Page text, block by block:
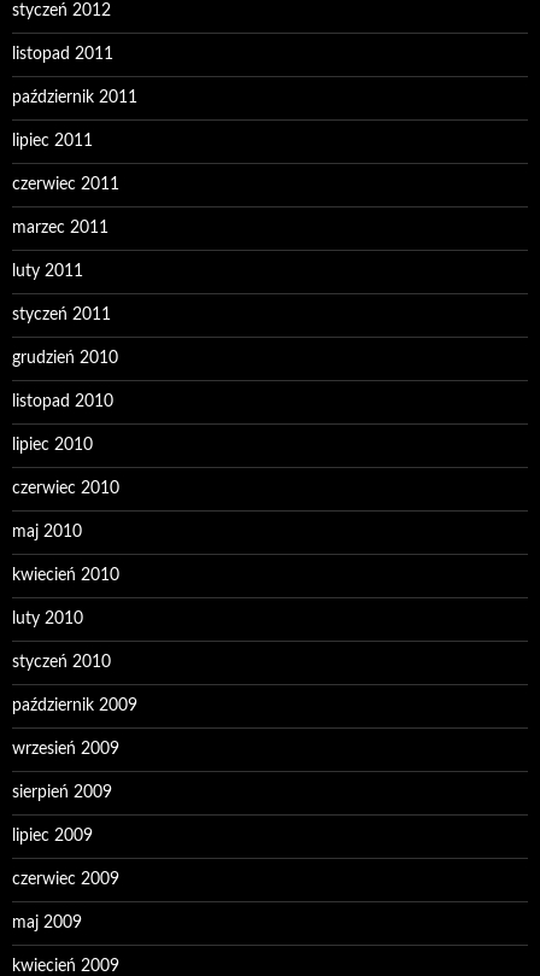
styczeń 2012
listopad 2011
październik 2011
lipiec 2011
czerwiec 2011
marzec 2011
luty 2011
styczeń 2011
grudzień 2010
listopad 2010
lipiec 2010
czerwiec 2010
maj 2010
kwiecień 2010
luty 2010
styczeń 2010
październik 2009
wrzesień 2009
sierpień 2009
lipiec 2009
czerwiec 2009
maj 2009
kwiecień 2009